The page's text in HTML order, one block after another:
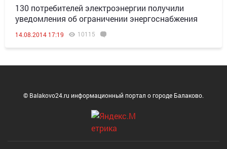
130 потребителей электроэнергии получили
уведомления об ограничении энергоснабжения
14.08.2014 17:19 10115
© Balakovo24.ru информационный портал о городе Балаково.